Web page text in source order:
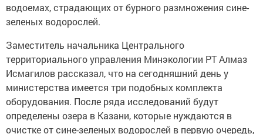
водоемах, страдающих от бурного размножения сине-
зеленых водорослей.
Заместитель начальника Центрального
территориального управления Минэкологии РТ Алмаз
Исмагилов рассказал, что на сегодняшний день у
министерства имеется три подобных комплекта
оборудования. После ряда исследований будут
определены озера в Казани, которые нуждаются в
очистке от сине-зеленых водорослей в первую очередь,